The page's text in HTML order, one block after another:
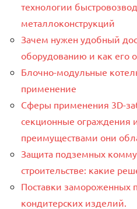
технологии
металлоконструкций
Зачем нужен удобный
оборудованию и как его
Блочно-модульные
применение
Сферы применения 3D-
секционные ограждения
преимуществами они
Защита подземных
строительстве: какие
Поставки замороженных
кондитерских изделий.